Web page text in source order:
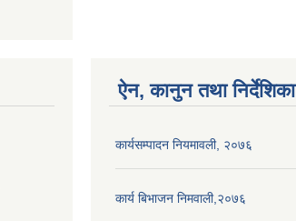
ऐन, कानुन तथा निर्देशिका
कार्यसम्पादन नियमावली, २०७६
कार्य बिभाजन निमवाली,२०७६